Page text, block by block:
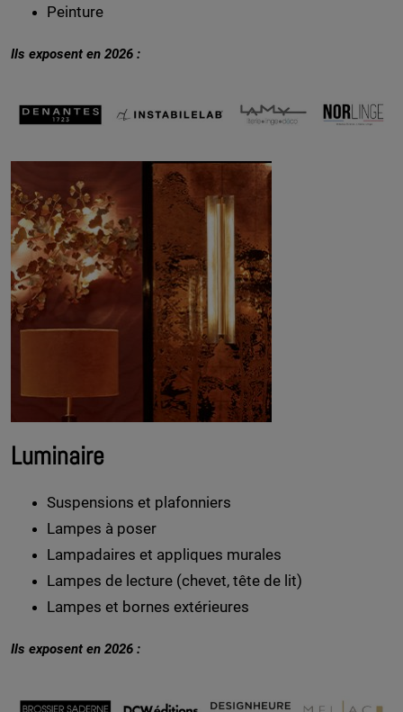
Peinture
Ils exposent en 2026 :
Luminaire
Suspensions et plafonniers
Lampes à poser
Lampadaires et appliques murales
Lampes de lecture (chevet, tête de lit)
Lampes et bornes extérieures
Ils exposent en 2026 :